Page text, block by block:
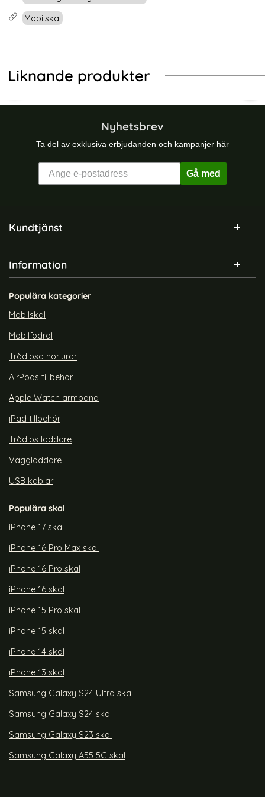
Mobilskal
Liknande produkter
Galaxy S25 Ultra Skal Silver
Samsung Galaxy S24 Skal
Ring Svart/Blå
rea pris
139 kr
Tillgänglighet:
Lagervara
Samsung Galaxy S24 Skal Ring
Samsung Galaxy S26 Skal
Hybrid Defense Svart
Nyhetsbrev
Ta del av exklusiva erbjudanden och kampanjer här
Gå med
Sidfot Blandad info och länkar
Kundtjänst
Information
Populära kategorier
Mobilskal
Mobilfodral
Trådlösa hörlurar
AirPods tillbehör
Apple Watch armband
iPad tillbehör
Trådlös laddare
Väggladdare
USB kablar
Populära skal
iPhone 17 skal
iPhone 16 Pro Max skal
iPhone 16 Pro skal
iPhone 16 skal
iPhone 15 Pro skal
iPhone 15 skal
iPhone 14 skal
iPhone 13 skal
Samsung Galaxy S24 Ultra skal
Samsung Galaxy S24 skal
Samsung Galaxy S23 skal
Samsung Galaxy A55 5G skal